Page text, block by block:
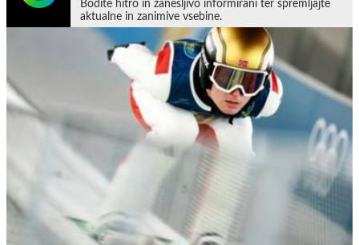
Bodite hitro in zanesljivo informirani ter spremljajte
aktualne in zanimive vsebine.